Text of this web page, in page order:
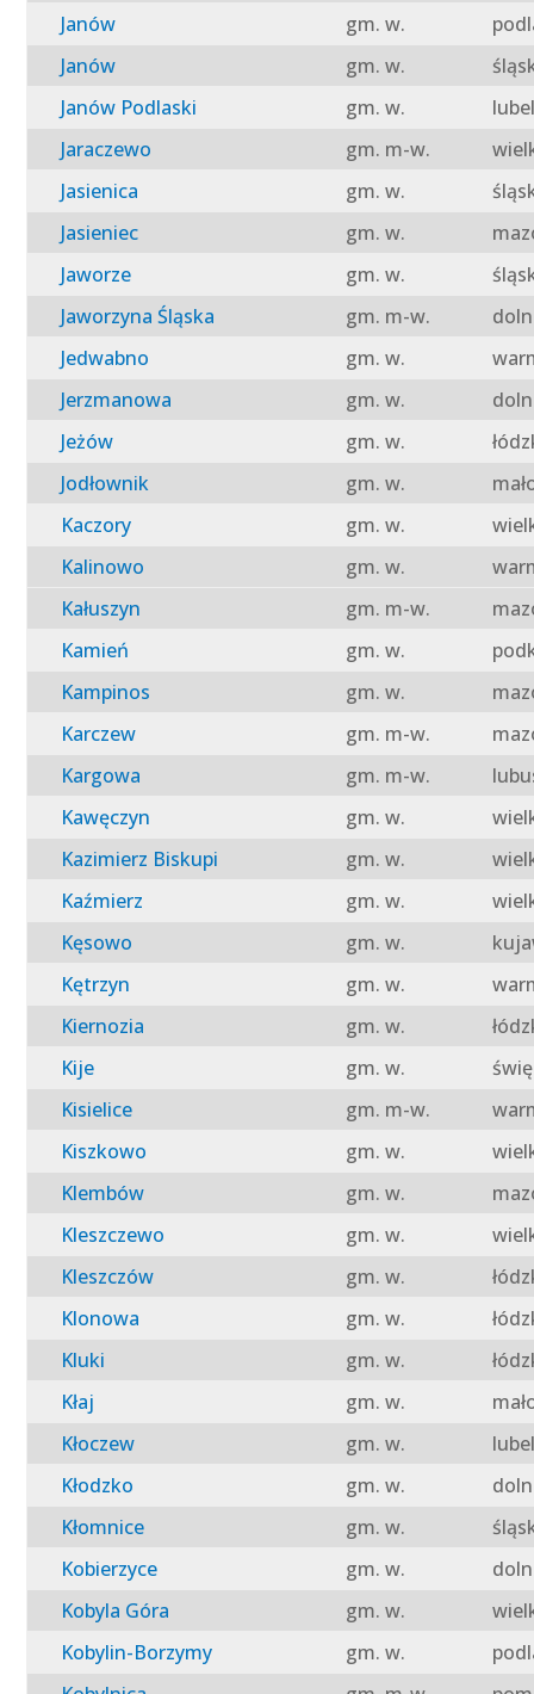
Janów gm. w.
Janów
gm. w.
Janów Podlaski
gm. w.
Jaraczewo
gm. m-w.
Jasienica
gm. w.
Jasieniec
gm. w.
Jaworze
gm. w.
Jaworzyna Śląska
gm. m-w.
Jedwabno
gm. w.
Jerzmanowa
gm. w.
Jeżów
gm. w.
Jodłownik
gm. w.
Kaczory
gm. w.
Kalinowo
gm. w.
Kałuszyn
gm. m-w.
Kamień
gm. w.
Kampinos
gm. w.
Karczew
gm. m-w.
Kargowa
gm. m-w.
Kawęczyn
gm. w.
Kazimierz Biskupi
gm. w.
Kaźmierz
gm. w.
Kęsowo
gm. w.
Kętrzyn
gm. w.
Kiernozia
gm. w.
Kije
gm. w.
Kisielice
gm. m-w.
Kiszkowo
gm. w.
Klembów
gm. w.
Kleszczewo
gm. w.
Kleszczów
gm. w.
Klonowa
gm. w.
Kluki
gm. w.
Kłaj
gm. w.
Kłoczew
gm. w.
Kłodzko
gm. w.
Kłomnice
gm. w.
Kobierzyce
gm. w.
Kobyla Góra
gm. w.
Kobylin-Borzymy
gm. w.